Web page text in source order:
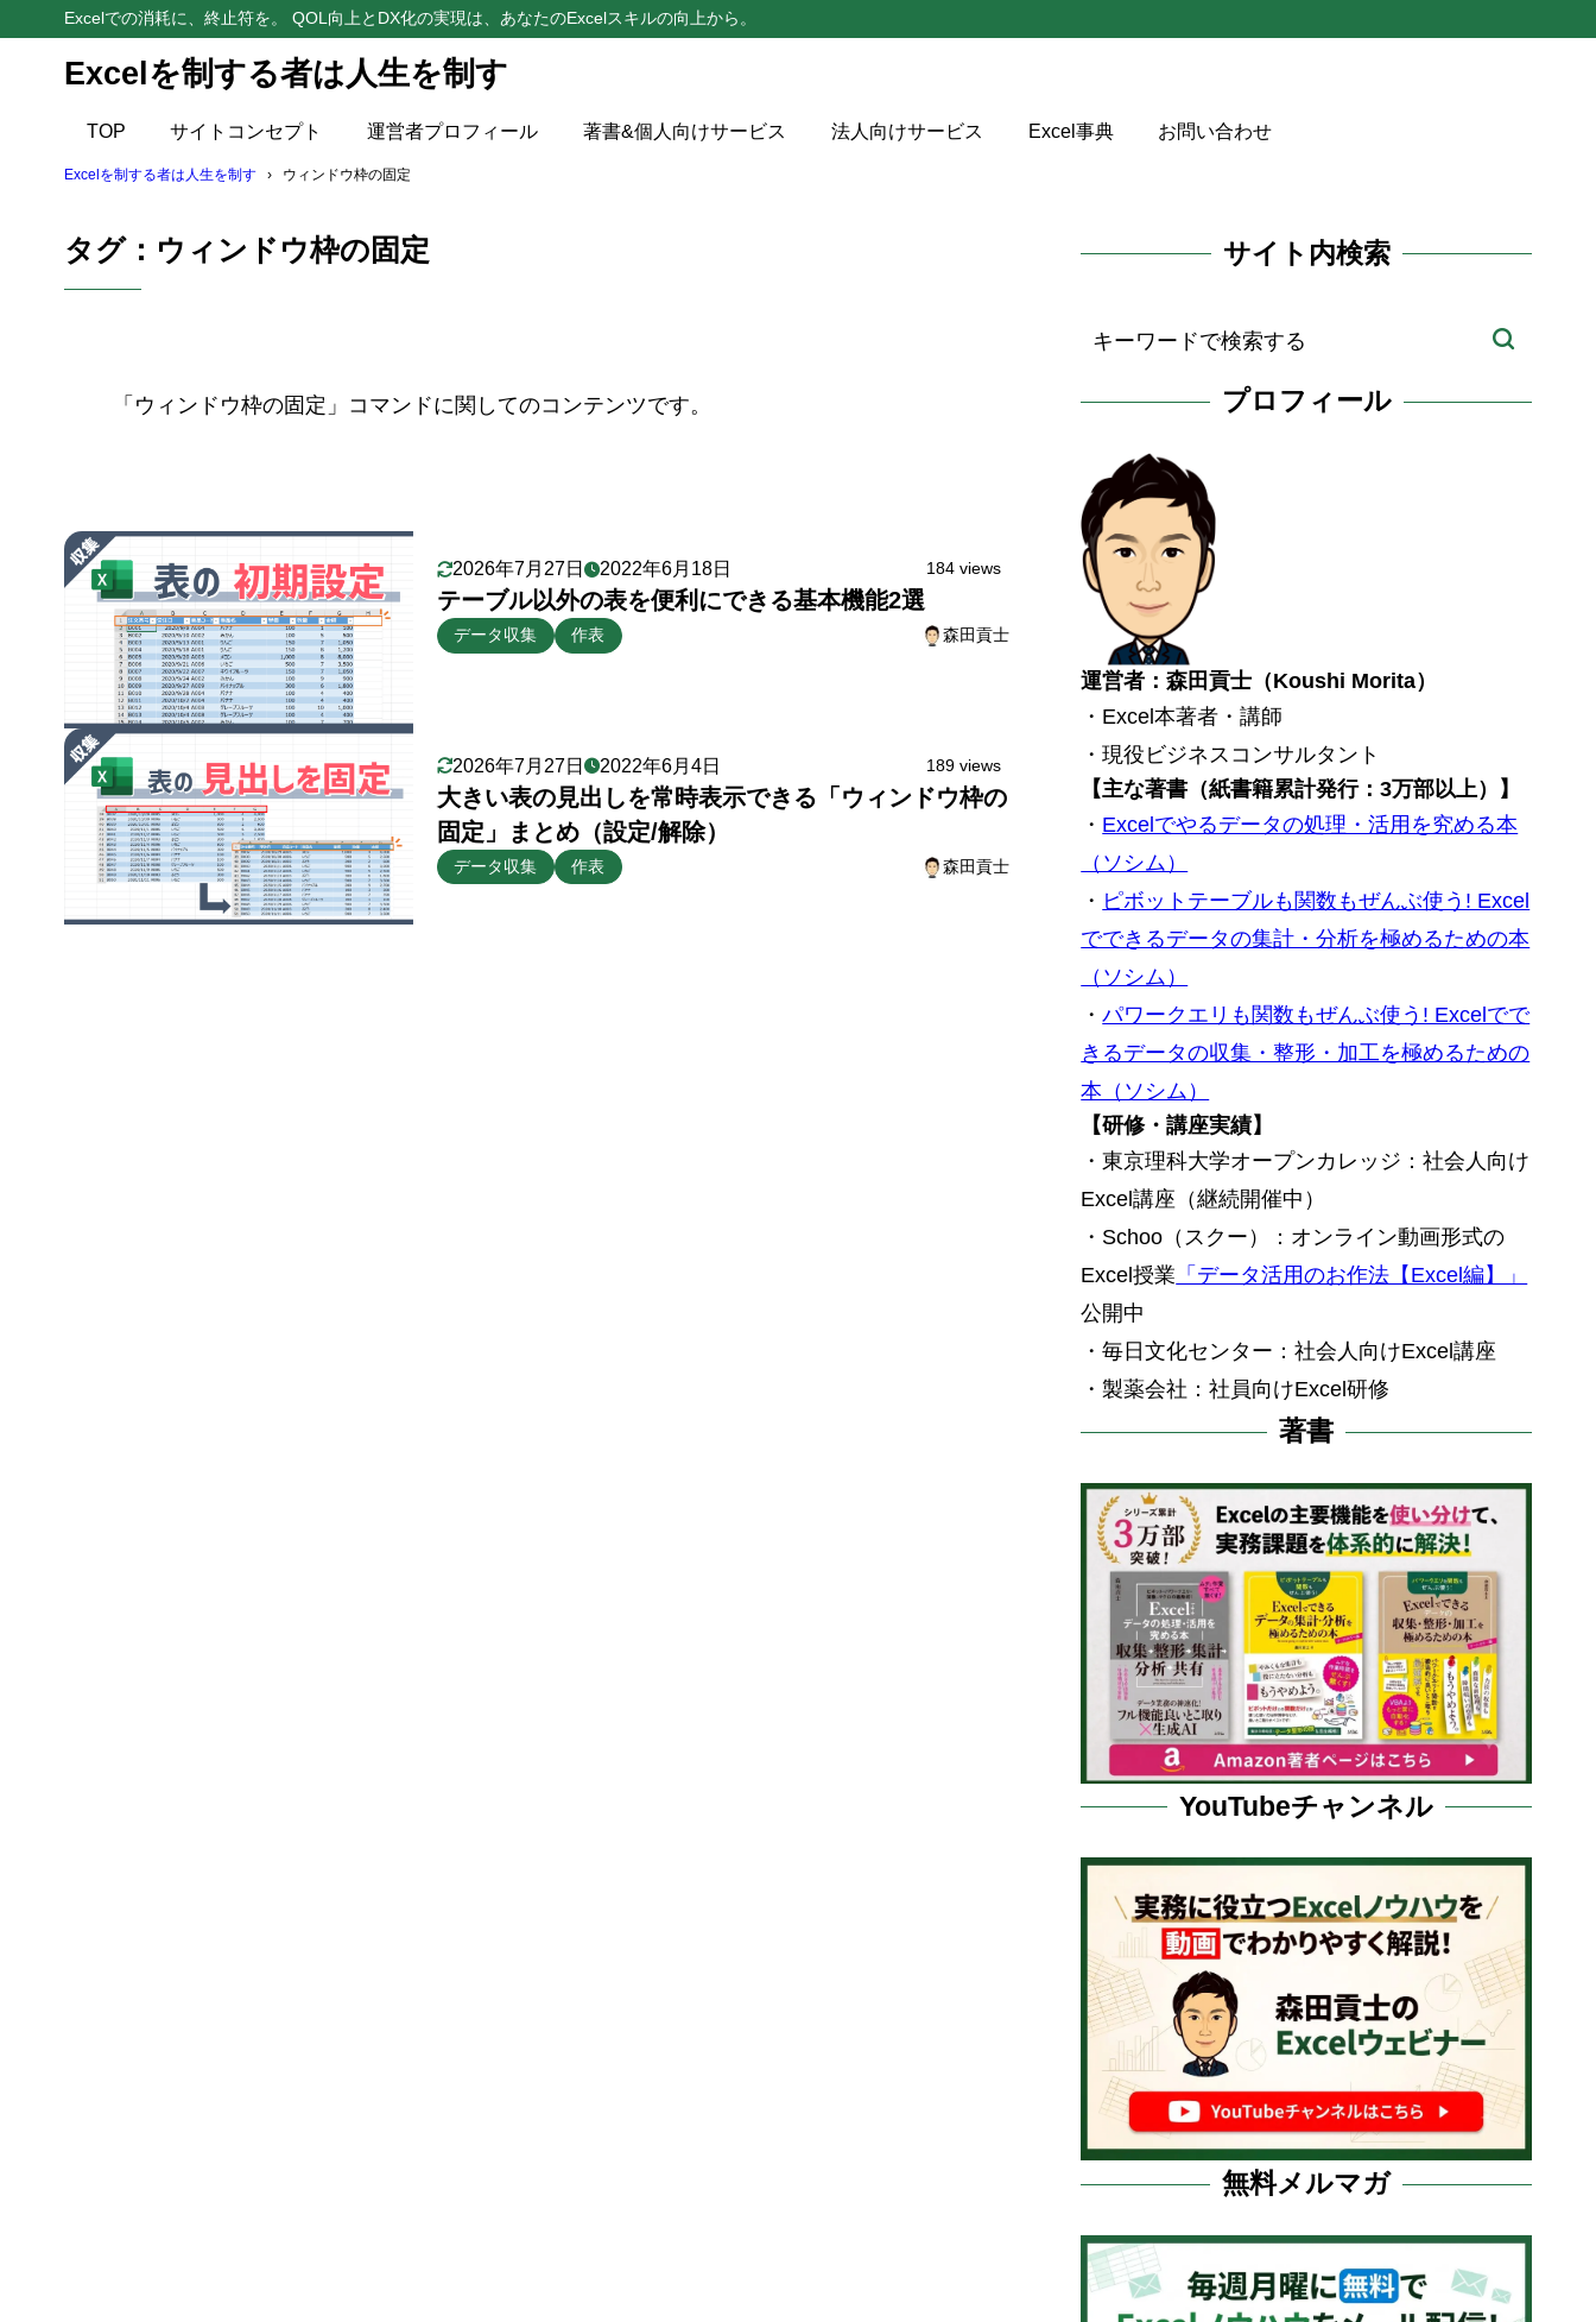
Excelでの消耗に、終止符を。 QOL向上とDX化の実現は、あなたのExcelスキルの向上から。
Excelを制する者は人生を制す
TOP サイトコンセプト 運営者プロフィール 著書&個人向けサービス 法人向けサービス Excel事典 お問い合わせ
Excelを制する者は人生を制す ウィンドウ枠の固定
タグ：ウィンドウ枠の固定
「ウィンドウ枠の固定」コマンドに関してのコンテンツです。
2026年7月27日 2022年6月18日 184 views
テーブル以外の表を便利にできる基本機能2選
データ収集 作表 森田貢士
2026年7月27日 2022年6月4日 189 views
大きい表の見出しを常時表示できる「ウィンドウ枠の
固定」まとめ（設定/解除）
データ収集 作表 森田貢士
サイト内検索
プロフィール
運営者：森田貢士（Koushi Morita）
・Excel本著者・講師
・現役ビジネスコンサルタント
【主な著書（紙書籍累計発行：3万部以上）】
・ Excelでやるデータの処理・活用を究める本
（ソシム）
・ ピボットテーブルも関数もぜんぶ使う! Excel
でできるデータの集計・分析を極めるための本
（ソシム）
・パワークエリも関数もぜんぶ使う! Excelでで
きるデータの収集・整形・加工を極めるための
本（ソシム）
【研修・講座実績】
・東京理科大学オープンカレッジ：社会人向け
Excel講座（継続開催中）
・Schoo（スクー）：オンライン動画形式の
Excel授業 「データ活用のお作法【Excel編】」
公開中
・毎日文化センター：社会人向けExcel講座
・製薬会社：社員向けExcel研修
著書
YouTubeチャンネル
無料メルマガ